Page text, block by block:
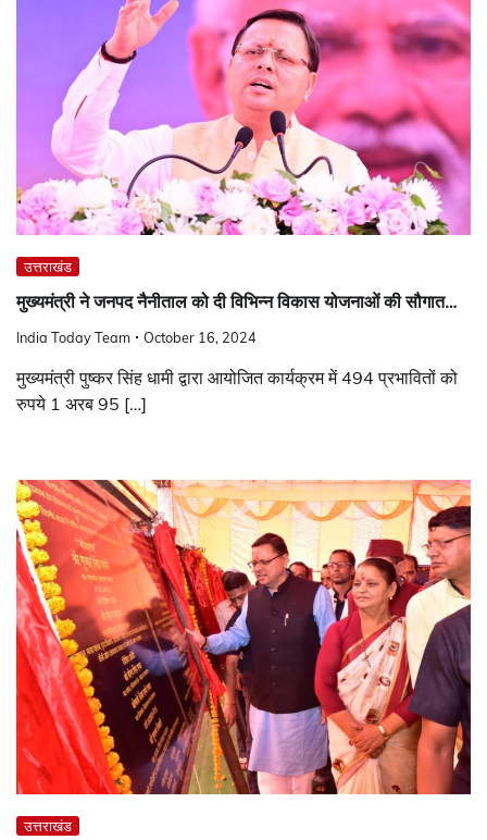
उत्तराखंड
मुख्यमंत्री ने जनपद नैनीताल को दी विभिन्न विकास योजनाओं की सौगात…
India Today Team October 16, 2024
मुख्यमंत्री पुष्कर सिंह धामी द्वारा आयोजित कार्यक्रम में 494 प्रभावितों को
रुपये 1 अरब 95 […]
उत्तराखंड